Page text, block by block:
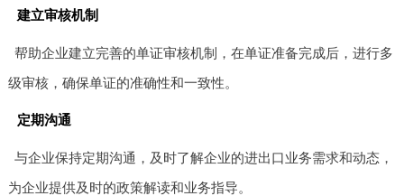
建立审核机制
帮助企业建立完善的单证审核机制，在单证准备完成后，进行多
级审核，确保单证的准确性和一致性。
定期沟通
与企业保持定期沟通，及时了解企业的进出口业务需求和动态，
为企业提供及时的政策解读和业务指导。